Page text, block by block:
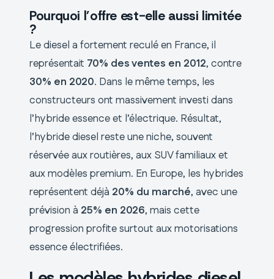
Pourquoi l’offre est-elle aussi limitée
?
Le diesel a fortement reculé en France, il
représentait 70% des ventes en 2012, contre
30% en 2020. Dans le même temps, les
constructeurs ont massivement investi dans
l’hybride essence et l’électrique. Résultat,
l’hybride diesel reste une niche, souvent
réservée aux routières, aux SUV familiaux et
aux modèles premium. En Europe, les hybrides
représentent déjà 20% du marché, avec une
prévision à 25% en 2026, mais cette
progression profite surtout aux motorisations
essence électrifiées.